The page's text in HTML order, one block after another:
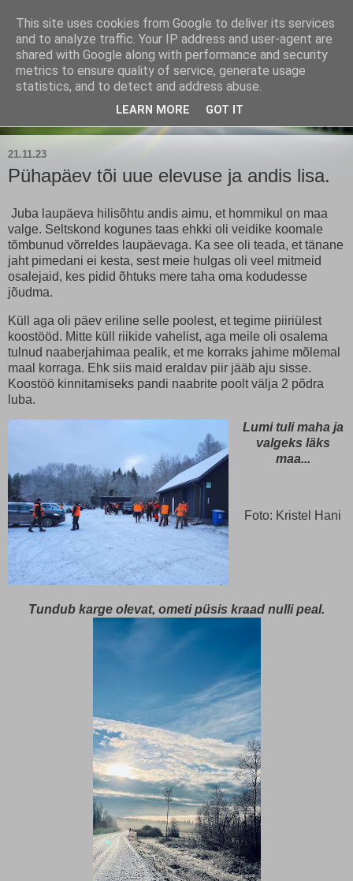
Kärla Jahimeeste Selts
Blogi Saaremaa keskpaiga jahimeeste tegemistest
21.11.23
Pühapäev tõi uue elevuse ja andis lisa.
Juba laupäeva hilisõhtu andis aimu, et hommikul on maa
valge. Seltskond kogunes taas ehkki oli veidike koomale
tõmbunud võrreldes laupäevaga. Ka see oli teada, et tänane
jaht pimedani ei kesta, sest meie hulgas oli veel mitmeid
osalejaid, kes pidid õhtuks mere taha oma kodudesse
jõudma.
Küll aga oli päev eriline selle poolest, et tegime piiriülest
koostööd. Mitte küll riikide vahelist, aga meile oli osalema
tulnud naaberjahimaa pealik, et me korraks jahime mõlemal
maal korraga. Ehk siis maid eraldav piir jääb aju sisse.
Koostöö kinnitamiseks pandi naabrite poolt välja 2 põdra
luba.
Lumi tuli maha ja
valgeks läks
maa...
Foto: Kristel Hani
Tundub karge olevat, ometi püsis kraad nulli peal.
This site uses cookies from Google to deliver its services
and to analyze traffic. Your IP address and user-agent are
shared with Google along with performance and security
metrics to ensure quality of service, generate usage
statistics, and to detect and address abuse.
LEARN MORE GOT IT